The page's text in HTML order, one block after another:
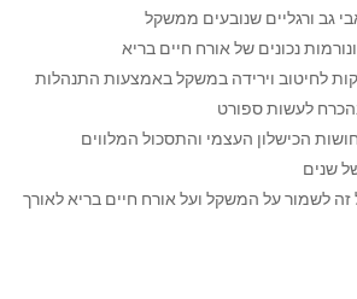
גב ורגליים שנובעים ממשקל
נכונים של אורח חיים בריא
לחיטוב וירידה במשקל באמצעות התנהלות
לעשות ספורט
הכישלון העצמי והתסכול המלווים
שנים
לשמור על המשקל ועל אורח חיים בריא לאורך